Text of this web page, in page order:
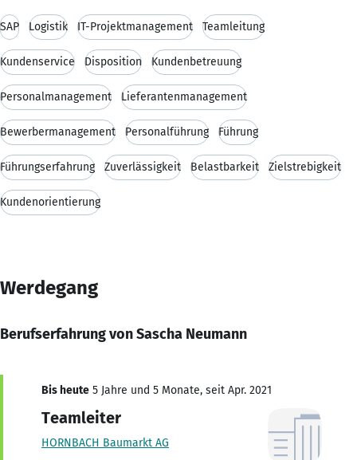
SAP Logistik IT-Projektmanagement Teamleitung
Kundenservice Disposition Kundenbetreuung
Personalmanagement Lieferantenmanagement
Bewerbermanagement Personalführung Führung
Führungserfahrung Zuverlässigkeit Belastbarkeit Zielstrebigkeit
Kundenorientierung
Werdegang
Berufserfahrung von Sascha Neumann
Bis heute 5 Jahre und 5 Monate, seit Apr. 2021
Teamleiter
HORNBACH Baumarkt AG